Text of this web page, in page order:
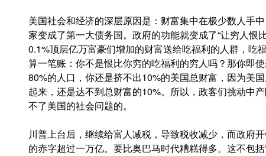
美国社会和经济的深层原因是：财富集中在极少数人手
家变成了第一大债务国。政府的功能就变成了“让穷人恨
0.1%顶层亿万富豪们增加的财富送给吃福利的人群，吃
算一笔账：你不是恨比你穷的吃福利的穷人吗？那你即
80%的人口，你还是挤不出10%的美国总财富，因为美
起来，还是达不到总财富的10%。所以，政客们挑动中
不了美国的社会问题的。
川普上台后，继续给富人减税，导致税收减少，而政府
的赤字超过一万亿。要比奥巴马时代糟糕得多。这不包括